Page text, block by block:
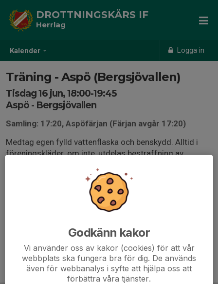
Kalender Logga in
DROTTNINGSKÄRS IF
Herrlag
Träning - Aspö (Bergsjövallen)
Tisdag 16 jun, 18:00-19:45
Aspö - Bergsjövallen
Samling: 17:20, Aspöfärjan (Färjan avgår 17:20)
Medtag egen fylld vattenflaska och benskydd. Alltid i
föreningskläder, om inte, utdelas bestraffning av
Godkänn kakor
Vi använder oss av kakor (cookies) för att vår
webbplats ska fungera bra för dig. De används
även för webbanalys i syfte att hjälpa oss att
förbättra våra tjänster.